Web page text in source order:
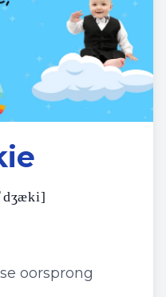
ˈdʒæki]
oorsprong